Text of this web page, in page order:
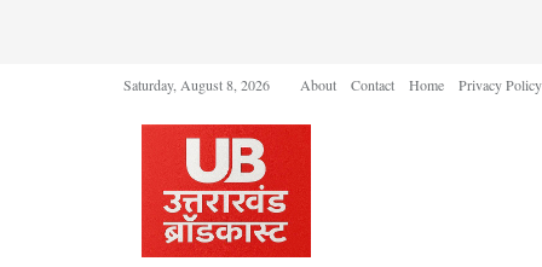
Saturday, August 8, 2026 About Contact Home Privacy Policy